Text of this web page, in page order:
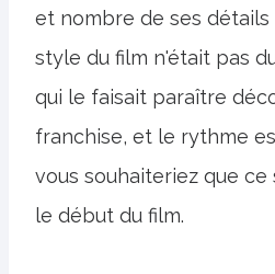
et nombre de ses détails
style du film n'était pas
qui le faisait paraître
franchise, et le rythme
vous souhaiteriez que
le début du film.